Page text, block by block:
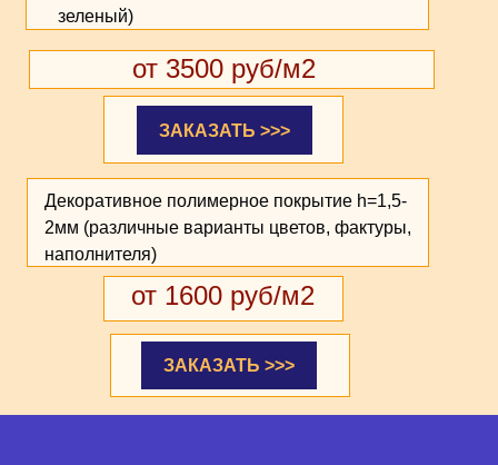
зеленый)
от 3500 руб/м2
ЗАКАЗАТЬ >>>
Декоративное полимерное покрытие h=1,5-
2мм (различные варианты цветов, фактуры,
наполнителя)
от 1600 руб/м2
ЗАКАЗАТЬ >>>